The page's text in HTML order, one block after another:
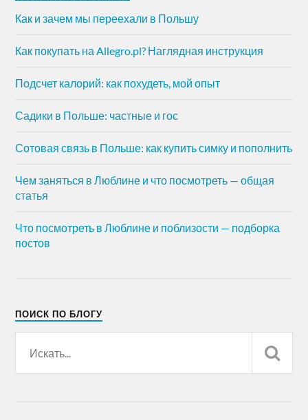
Как и зачем мы переехали в Польшу
Как покупать на Allegro.pl? Наглядная инструкция
Подсчет калорий: как похудеть, мой опыт
Садики в Польше: частные и гос
Сотовая связь в Польше: как купить симку и пополнить
Чем заняться в Люблине и что посмотреть — общая
статья
Что посмотреть в Люблине и поблизости — подборка
постов
ПОИСК ПО БЛОГУ